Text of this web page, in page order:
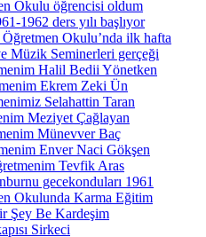
Okulu öğrencisi oldum
1962 ders yılı başlıyor
Okulu’nda ilk hafta
Müzik Seminerleri gerçeği
Halil Bedii Yönetken
Ekrem Zeki Ün
Selahattin Taran
Meziyet Çağlayan
Münevver Baç
Enver Naci Gökşen
Tevfik Aras
gecekonduları 1961
Okulunda Karma Eğitim
Şey Be Kardeşim
Sirkeci